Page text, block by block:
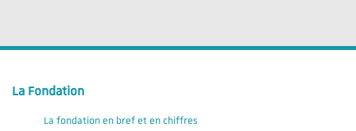
La Fondation
La fondation en bref et en chiffres